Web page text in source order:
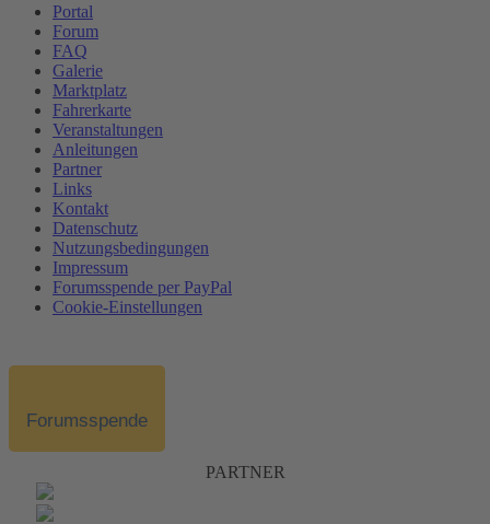
Portal
Forum
FAQ
Galerie
Marktplatz
Fahrerkarte
Veranstaltungen
Anleitungen
Partner
Links
Kontakt
Datenschutz
Nutzungsbedingungen
Impressum
Forumsspende per PayPal
Cookie-Einstellungen
Forumsspende
PARTNER